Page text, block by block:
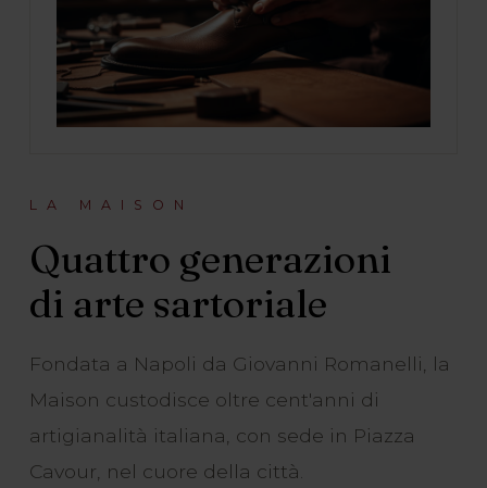
LA MAISON
Quattro generazioni
di arte sartoriale
Fondata a Napoli da Giovanni Romanelli, la
Maison custodisce oltre cent'anni di
artigianalità italiana, con sede in Piazza
Cavour, nel cuore della città.